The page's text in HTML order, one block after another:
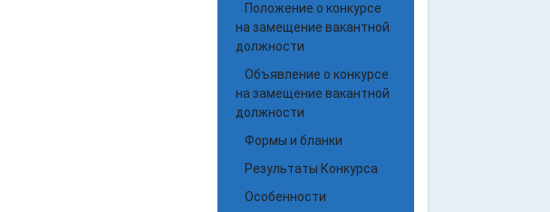
Положение о конкурсе
на замещение вакантной
должности
Объявление о конкурсе
на замещение вакантной
должности
Формы и бланки
Результаты Конкурса
Особенности